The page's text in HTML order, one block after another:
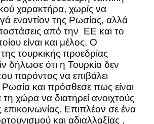
χαρακτήρα, χωρίς να
εναντίον της Ρωσίας, αλλά
από την ΕΕ και το
είναι και μέλος. Ο
τουρκικής προεδρίας
δήλωσε ότι η Τουρκία δεν
παρόντος να επιβάλει
και πρόσθεσε πως είναι
τη χώρα να διατηρεί ανοιχτούς
επικοινωνίας. Επιπλέον σε ένα
και αδιαλλαξίας ,